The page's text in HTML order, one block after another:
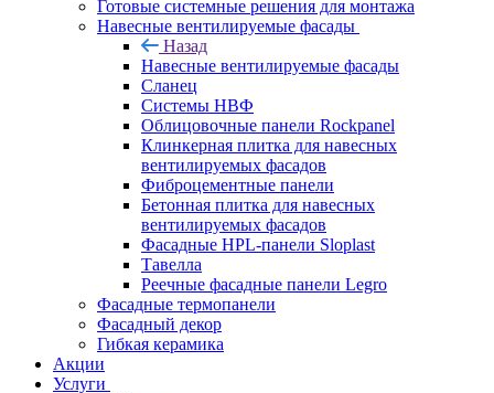
Готовые системные решения для монтажа
Навесные вентилируемые фасады
Назад
Навесные вентилируемые фасады
Сланец
Системы НВФ
Облицовочные панели Rockpanel
Клинкерная плитка для навесных
вентилируемых фасадов
Фиброцементные панели
Бетонная плитка для навесных
вентилируемых фасадов
Фасадные HPL-панели Sloplast
Тавелла
Реечные фасадные панели Legro
Фасадные термопанели
Фасадный декор
Гибкая керамика
Акции
Услуги